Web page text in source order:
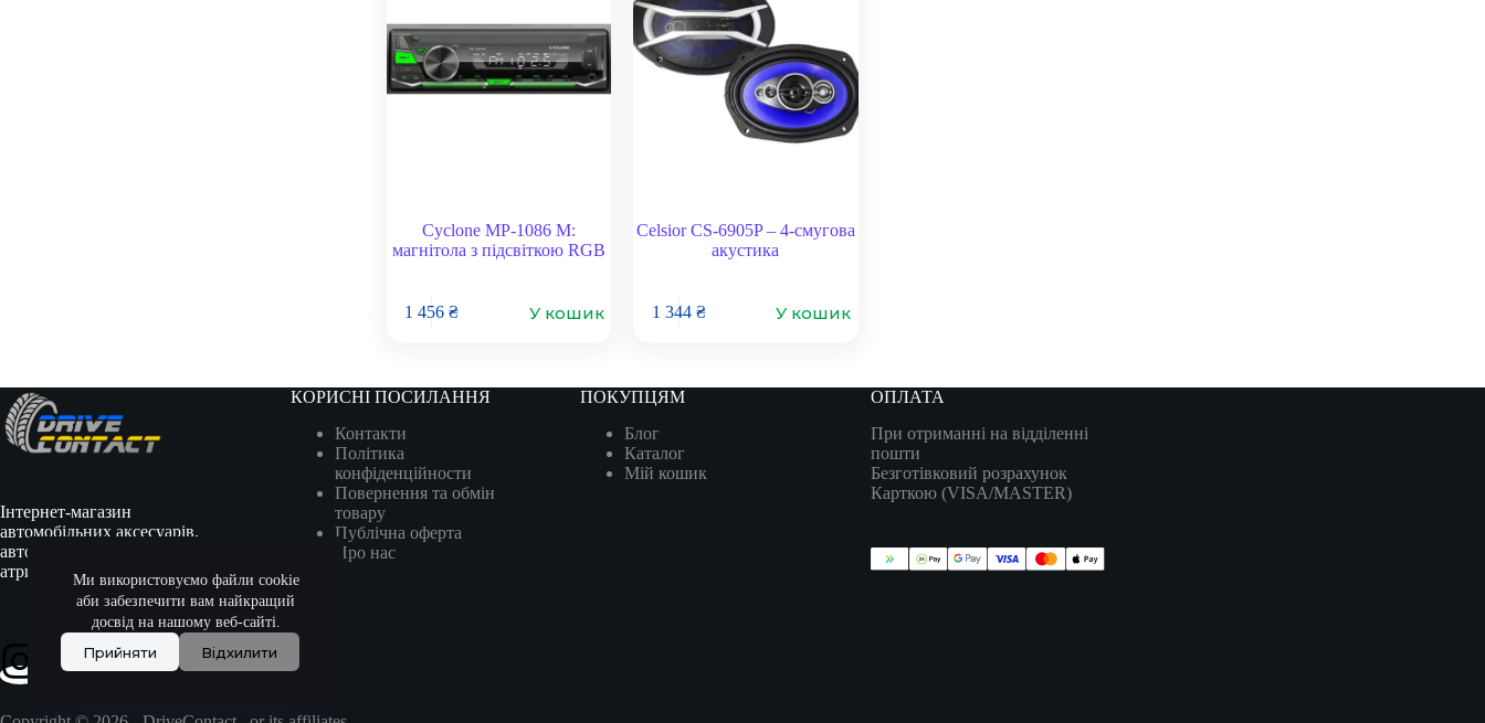
Ми використовуємо файли cookie
аби забезпечити вам найкращий
досвід на нашому веб-сайті.
Прийняти Відхилити
Cyclone MP-1086 M:
магнітола з підсвіткою RGB
1 456₴ У кошик
Celsior CS-6905P – 4-смугова
акустика
1 344 ₴ У кошик
Інтернет-магазин
автомобільних аксесуарів,
автотоварів, гоночної
атрибутики та сувенірів.
КОРИСНІ ПОСИЛАННЯ
Контакти
Політика
конфіденційности
Повернення та обмін
товару
Публічна оферта
Про нас
ПОКУПЦЯМ
Блог
Каталог
Мій кошик
ОПЛАТА
При отриманні на відділенні
пошти
Безготівковий розрахунок
Карткою (VISA/MASTER)